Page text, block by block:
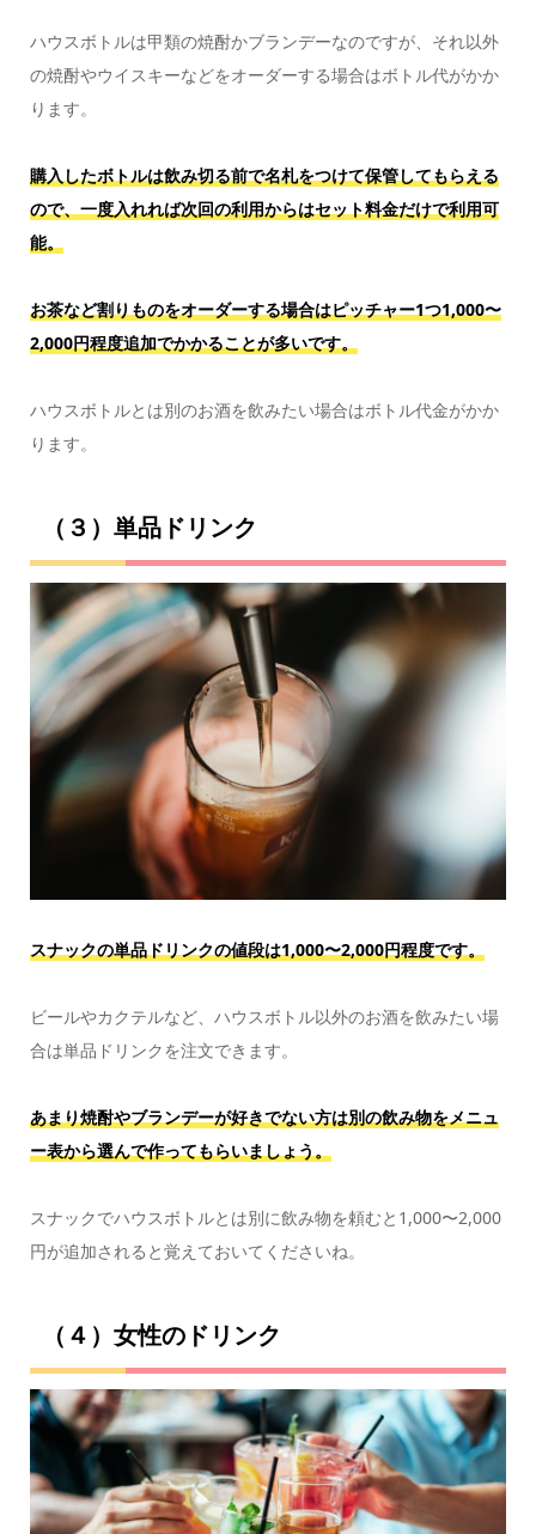
ハウスボトルは甲類の焼酎かブランデーなのですが、それ以外
の焼酎やウイスキーなどをオーダーする場合はボトル代がかか
ります。
購入したボトルは飲み切る前で名札をつけて保管してもらえる
ので、一度入れれば次回の利用からはセット料金だけで利用可
能。
お茶など割りものをオーダーする場合はピッチャー1つ1,000〜
2,000円程度追加でかかることが多いです。
ハウスボトルとは別のお酒を飲みたい場合はボトル代金がかか
ります。
（３）単品ドリンク
スナックの単品ドリンクの値段は1,000〜2,000円程度です。
ビールやカクテルなど、ハウスボトル以外のお酒を飲みたい場
合は単品ドリンクを注文できます。
あまり焼酎やブランデーが好きでない方は別の飲み物をメニュ
ー表から選んで作ってもらいましょう。
スナックでハウスボトルとは別に飲み物を頼むと1,000〜2,000
円が追加されると覚えておいてくださいね。
（４）女性のドリンク